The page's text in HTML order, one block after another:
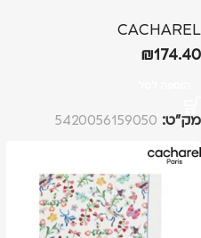
CACHAREL
₪174.40
מק”ט: 5420056159050